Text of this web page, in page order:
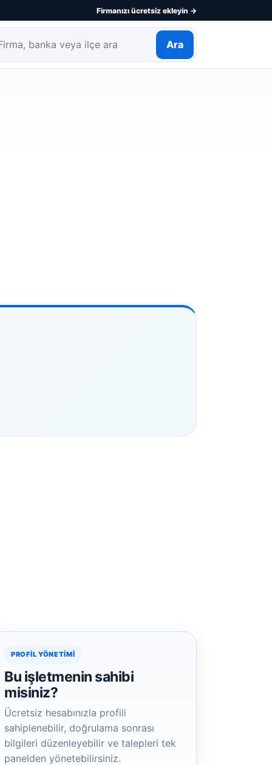
Firmanızı ücretsiz ekleyin →
banka veya ilçe ara
Ara
PROFIL YÖNETIMI
Bu işletmenin sahibi
misiniz?
Ücretsiz hesabınızla profili
sahiplenebilir, doğrulama sonrası
bilgileri düzenleyebilir ve talepleri tek
panelden yönetebilirsiniz.